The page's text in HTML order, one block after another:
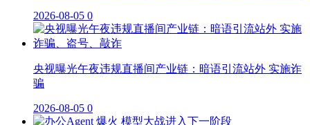
2026-08-05 0
央视曝光午夜违规直播间产业链：暗语引流站外 实施诈
骗
2026-08-05 0